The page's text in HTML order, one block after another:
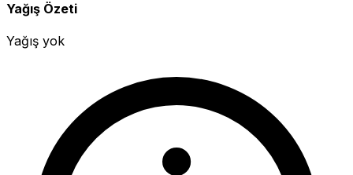
Yağış Özeti
Yağış yok